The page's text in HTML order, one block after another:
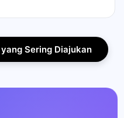
Sering Diajukan